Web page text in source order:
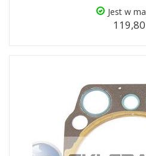
Jest w
119,80